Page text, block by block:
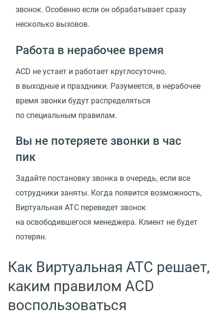
звонок. Особенно если он обрабатывает сразу
несколько вызовов.
Работа в нерабочее время
ACD не устает и работает круглосуточно,
в выходные и праздники. Разумеется, в нерабочее
время звонки будут распределяться
по специальным правилам.
Вы не потеряете звонки в час
пик
Задайте постановку звонка в очередь, если все
сотрудники заняты. Когда появится возможность,
Виртуальная АТС переведет звонок
на освободившегося менеджера. Клиент не будет
потерян.
Как Виртуальная АТС решает,
каким правилом ACD
воспользоваться